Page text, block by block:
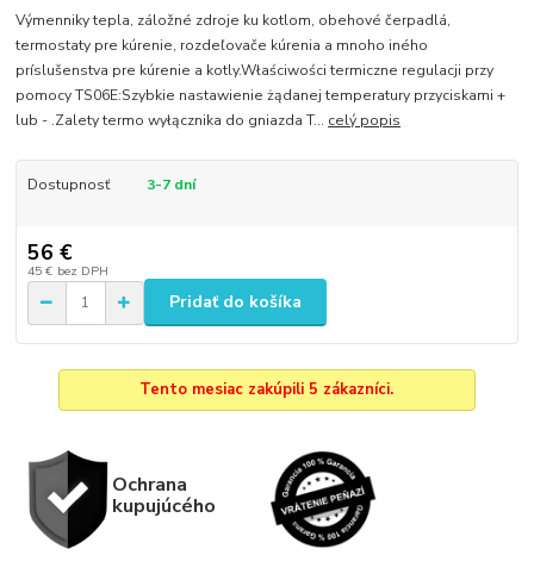
Výmenniky tepla, záložné zdroje ku kotlom, obehové čerpadlá,
termostaty pre kúrenie, rozdeľovače kúrenia a mnoho iného
príslušenstva pre kúrenie a kotly.Właściwości termiczne regulacji przy
pomocy TS06E:Szybkie nastawienie żądanej temperatury przyciskami +
lub - .Zalety termo wyłącznika do gniazda T... celý popis
Dostupnosť 3-7 dní
56 €
45 € bez DPH
Pridať do košíka
Tento mesiac zakúpili 5 zákazníci.
Ochrana
kupujúcého